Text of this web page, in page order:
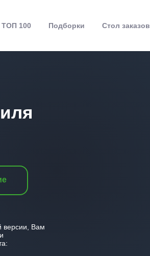
ТОП 100 Подборки Стол заказов
версии, Вам